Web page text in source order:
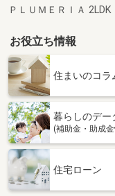
ＰＬＵＭＥＲＩＡ 2LDK
お役立ち情報
住まいのコラ
暮らしのデー
(補助金・助成
住宅ローン